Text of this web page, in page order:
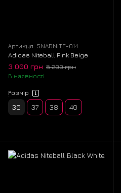
Артикул: SNADNITE-014
Adidas Niteball Pink Beige
3 000 грн 5 200 грн
В наявності
Розмір
36 37 38 40